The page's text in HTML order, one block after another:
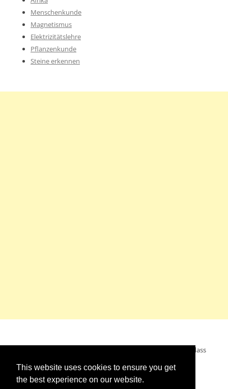
This website uses cookies to ensure you get
the best experience on our website.
Menschenkunde
Magnetismus
Elektrizitätslehre
Pflanzenkunde
Steine erkennen
Mein Wunsch: dass alle Menschen ohne Krieg leben dürfen, dass
alle Menschen den Krieg verurteilen und sich von den
Kriegstreibern abwenden. Das wünsche ich mir.